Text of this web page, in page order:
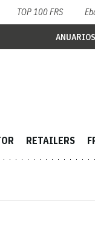
TOP 100 FRS
RETAILERS